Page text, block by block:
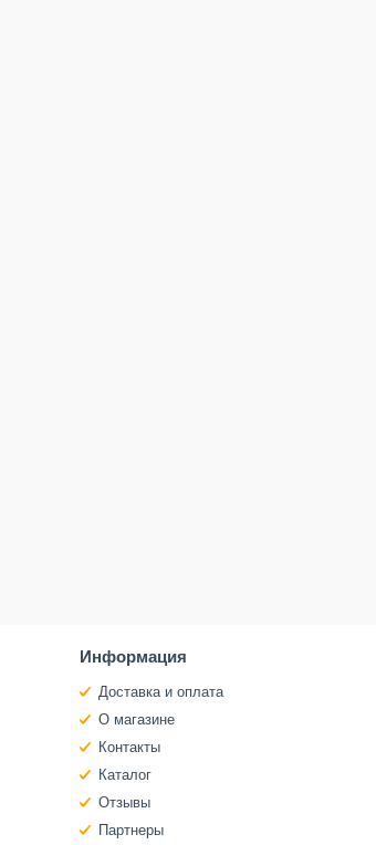
Информация
Доставка и оплата
О магазине
Контакты
Каталог
Отзывы
Партнеры